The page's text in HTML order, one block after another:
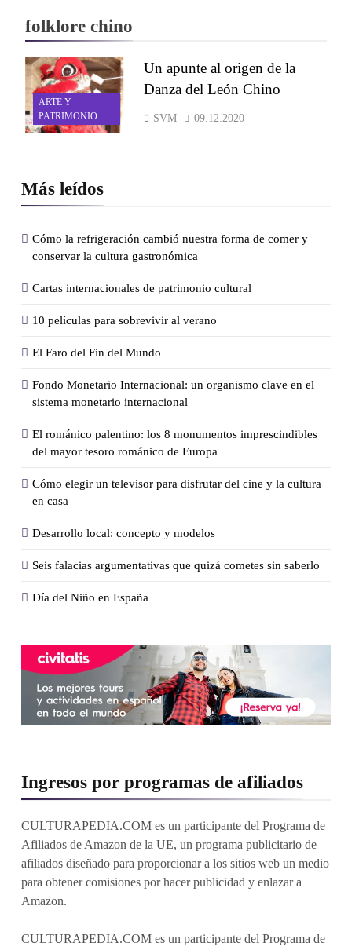
Más leídos
Cómo la refrigeración cambió nuestra forma de comer y
conservar la cultura gastronómica
Cartas internacionales de patrimonio cultural
10 películas para sobrevivir al verano
El Faro del Fin del Mundo
Fondo Monetario Internacional: un organismo clave en el
sistema monetario internacional
El románico palentino: los 8 monumentos imprescindibles
del mayor tesoro románico de Europa
Cómo elegir un televisor para disfrutar del cine y la cultura
en casa
Desarrollo local: concepto y modelos
Seis falacias argumentativas que quizá cometes sin saberlo
Día del Niño en España
folklore chino
ARTE Y
PATRIMONIO
Un apunte al origen de la
Danza del León Chino
SVM 09.12.2020
Ingresos por programas de afiliados
CULTURAPEDIA.COM es un participante del Programa de
Afiliados de Amazon de la UE, un programa publicitario de
afiliados diseñado para proporcionar a los sitios web un medio
para obtener comisiones por hacer publicidad y enlazar a
Amazon.
CULTURAPEDIA.COM es un participante del Programa de